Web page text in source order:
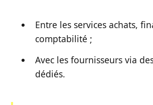
Entre les services achats,
comptabilité ;
Avec les fournisseurs via
dédiés.